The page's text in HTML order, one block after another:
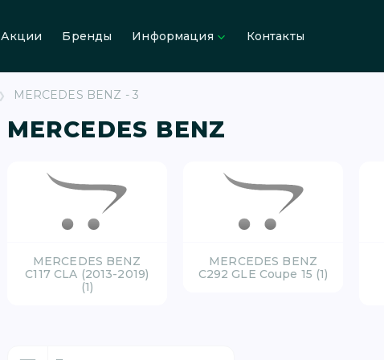
Акции Бренды Информация Контакты
MERCEDES BENZ - 3
MERCEDES BENZ
MERCEDES BENZ
C117 CLA (2013-2019)
(1)
MERCEDES BENZ
C292 GLE Coupe 15 (1)